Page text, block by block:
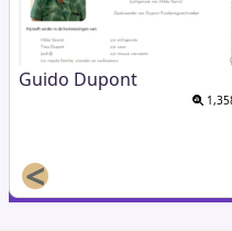
Guido Dupont
<